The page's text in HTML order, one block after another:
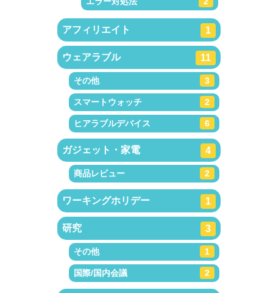
アフィリエイト 1
ウェアラブル 11
その他 3
スマートウォッチ 2
ヒアラブルデバイス 6
ガジェット・家電 4
商品レビュー 2
ワーキングホリデー 1
研究 3
その他 1
国際/国内会議 2